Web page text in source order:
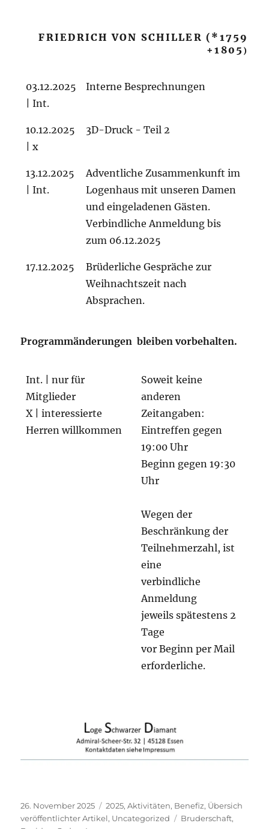
FRIEDRICH VON SCHILLER (*1759
+1805 )
03.12.2025
| Int.
Interne Besprechnungen
10.12.2025
| x
3D-Druck - Teil 2
13.12.2025
| Int.
Adventliche Zusammenkunft im
Logenhaus mit unseren Damen
und eingeladenen Gästen.
Verbindliche Anmeldung bis
zum 06.12.2025
17.12.2025
Brüderliche Gespräche zur
Weihnachtszeit nach
Absprachen.
Programmänderungen bleiben vorbehalten.
Int. | nur für
Mitglieder
X | interessierte
Herren willkommen
Soweit keine
anderen
Zeitangaben:
Eintreffen gegen
19:00 Uhr
Beginn gegen 19:30
Uhr
Wegen der
Beschränkung der
Teilnehmerzahl, ist
eine
verbindliche
Anmeldung
jeweils spätestens 2
Tage
vor Beginn per Mail
erforderliche.
Veröffentlicht
am
26. November 2025 Kategorien
2025,Aktivitäten, Benefiz, Übersich
veröffentlichter Artikel, Uncategorized Schlagwörter
Bruderschaft,